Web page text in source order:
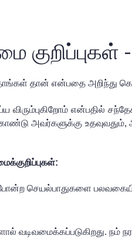
தாங்கள் தான் என்பதை அறிந்து
விரும்புகிறோம் என்பதில்
அவர்களுக்கு
செயல்பாதுகளை
வடிவமைக்கப்படுகிறது. நம்